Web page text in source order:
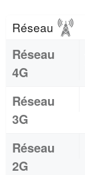
Réseau
Réseau
4G
Réseau
3G
Réseau
2G